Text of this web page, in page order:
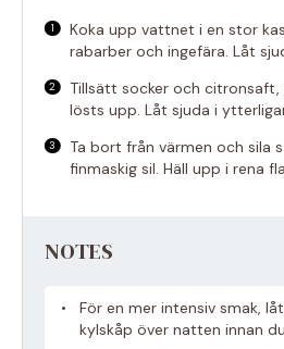
Koka upp vattnet i en stor
rabarber och ingefära. Låt
Tillsätt socker och
lösts upp. Låt sjuda i
Ta bort från värmen och sila
finmaskig sil. Häll upp i rena
NOTES
För en mer intensiv smak,
kylskåp över natten innan